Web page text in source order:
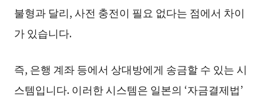
불형과 달리, 사전 충전이 필요 없다는 점에서 차이
가 있습니다.
즉, 은행 계좌 등에서 상대방에게 송금할 수 있는 시
스템입니다. 이러한 시스템은 일본의 ‘자금결제법’